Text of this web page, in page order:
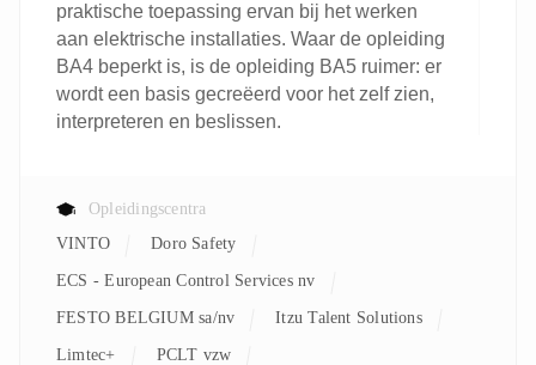
praktische toepassing ervan bij het werken
aan elektrische installaties. Waar de opleiding
BA4 beperkt is, is de opleiding BA5 ruimer: er
wordt een basis gecreëerd voor het zelf zien,
interpreteren en beslissen.
Opleidingscentra
VINTO
Doro Safety
ECS - European Control Services nv
FESTO BELGIUM sa/nv Itzu Talent Solutions
Limtec+ PCLT vzw